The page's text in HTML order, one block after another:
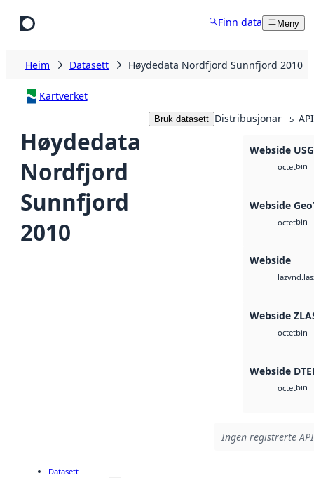
Finn data Meny
Heim Datasett Høydedata Nordfjord Sunnfjord 2010
Kartverket
Høydedata
Nordfjord
Sunnfjord
2010
Bruk datasett Distribusjonar 5
Webside
octetbin
Webside
octetbin
Webside
laz
Webside
octetbin
Webside
octetbin
Ingen registrerte
Datasett